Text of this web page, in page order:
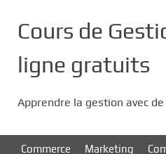
Cours de
ligne gratuits
Apprendre la gestion avec
Commerce Marketing